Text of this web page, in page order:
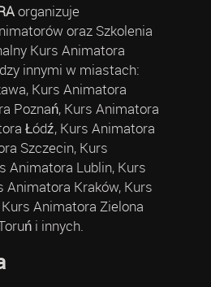
organizuje
oraz Szkolenia
Kurs Animatora
innymi w miastach:
Kurs Animatora
Poznań, Kurs Animatora
Łódź, Kurs Animatora
Szczecin, Kurs
Animatora Lublin, Kurs
Animatora Kraków, Kurs
Animatora Zielona
i innych.